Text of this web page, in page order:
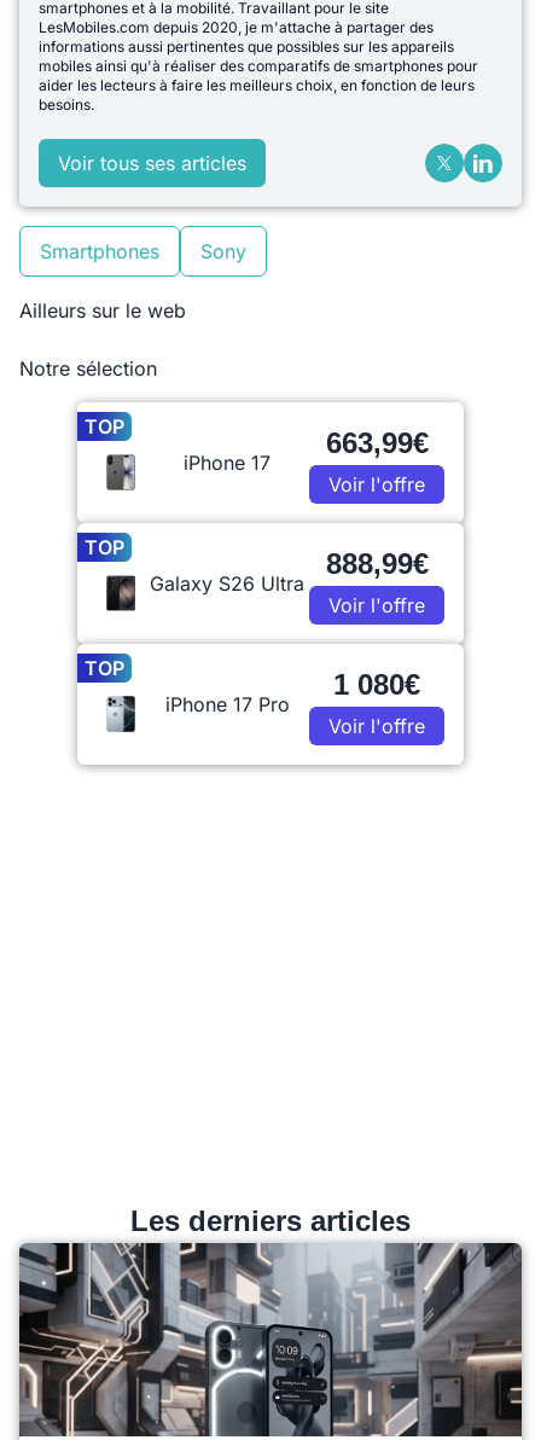
smartphones et à la mobilité. Travaillant pour le site
LesMobiles.com depuis 2020, je m'attache à partager des
informations aussi pertinentes que possibles sur les appareils
mobiles ainsi qu'à réaliser des comparatifs de smartphones pour
aider les lecteurs à faire les meilleurs choix, en fonction de leurs
besoins.
Voir tous ses articles
Smartphones Sony
Ailleurs sur le web
Notre sélection
TOP
iPhone 17
663,99€
Voir l'offre
TOP
Galaxy S26 Ultra
888,99€
Voir l'offre
TOP
iPhone 17 Pro
1 080€
Voir l'offre
Les derniers articles